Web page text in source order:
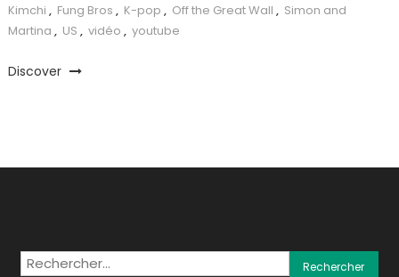
Kimchi , Fung Bros , K-pop , Off the Great Wall , Simon and
Martina , US , vidéo , youtube
Discover
Rechercher :